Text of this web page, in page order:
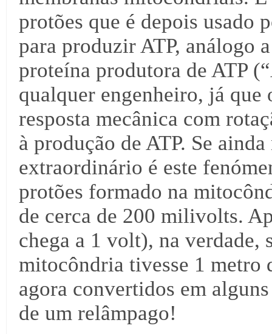
protões que é depois usado
para produzir ATP, análogo
proteína produtora de ATP
qualquer engenheiro, já que
resposta mecânica com
à produção de ATP. Se
extraordinário é este
protões formado na
de cerca de 200 milivolts.
chega a 1 volt), na verdade,
mitocôndria tivesse 1 metro
agora convertidos em
de um relâmpago!